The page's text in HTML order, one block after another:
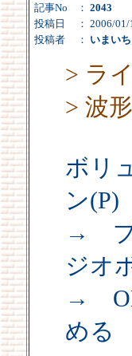
記事No
： 2043
投稿日
： 2006/
投稿者
： いまいち
> ラ
> 波
ボリ
ン(P)
→ プ
ジオ
→
める